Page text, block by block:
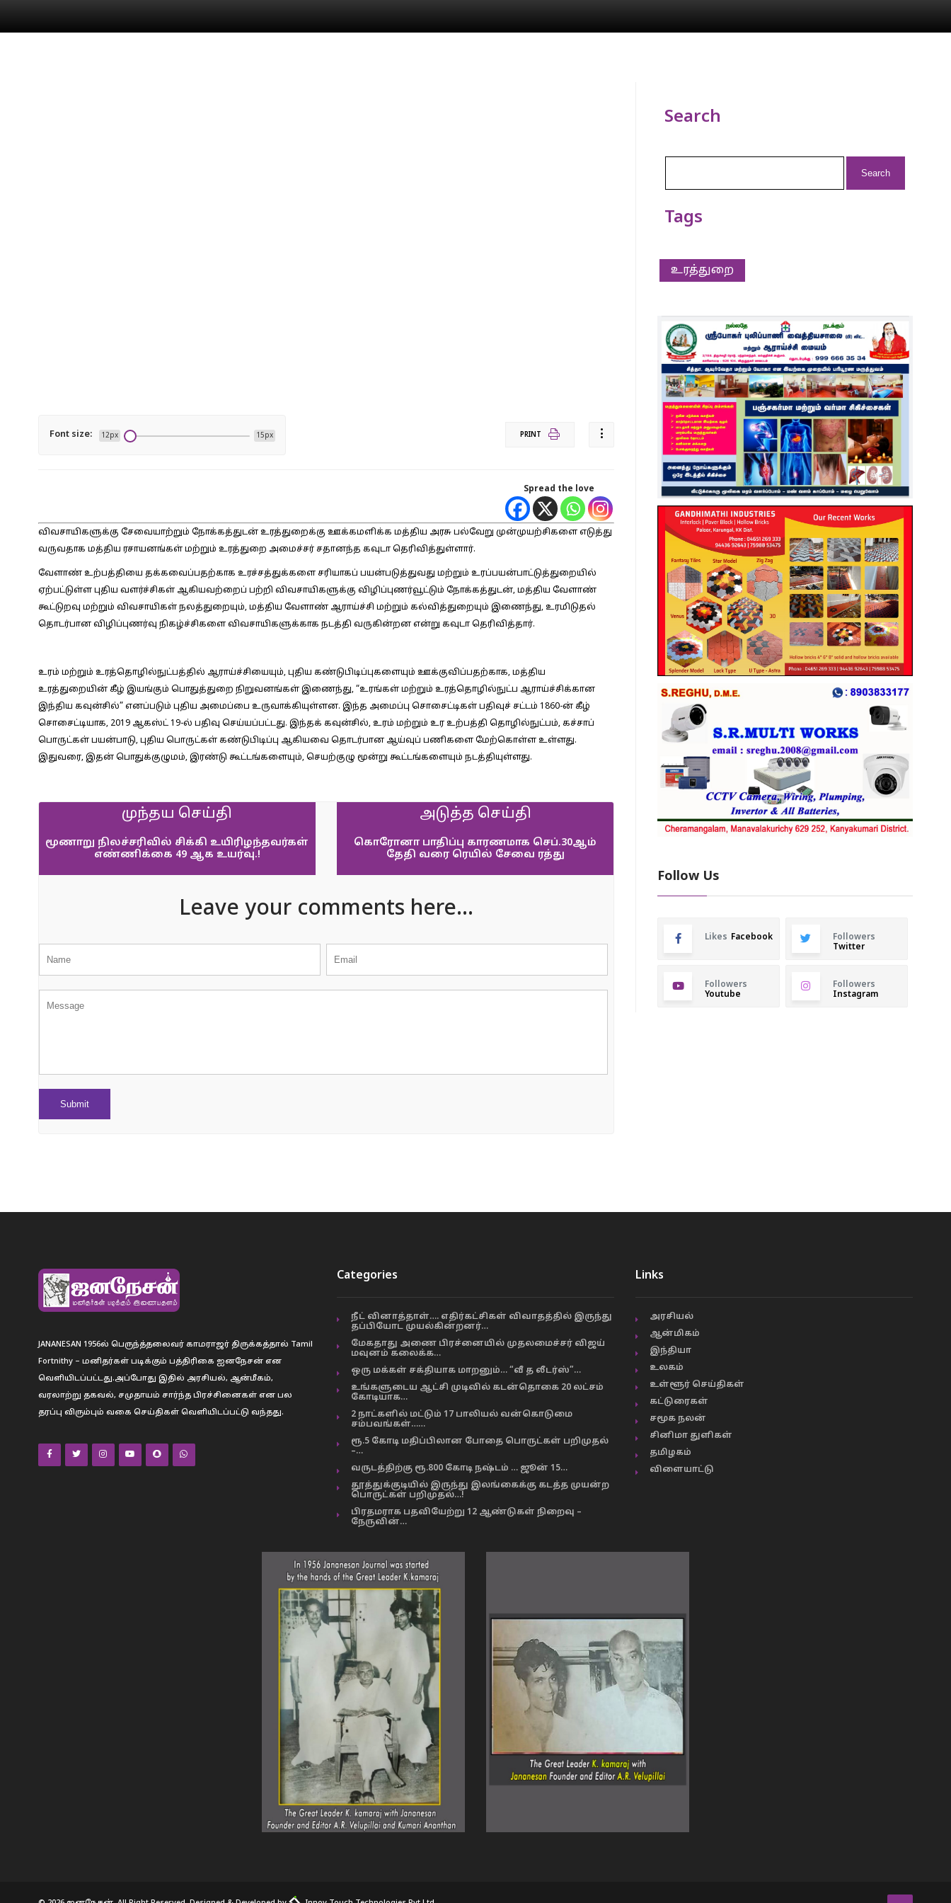
Font size: 12px 15px PRINT
Spread the love
விவசாயிகளுக்கு சேவையாற்றும் நோக்கத்துடன் உரத்துறைக்கு ஊக்கமளிக்க மத்திய அரசு பல்வேறு முன்முயற்சிகளை எடுத்து
வருவதாக மத்திய ரசாயனங்கள் மற்றும் உரத்துறை அமைச்சர் சதானந்த கவுடா தெரிவித்துள்ளார்.
வேளாண் உற்பத்தியை தக்கவைப்பதற்காக உரச்சத்துக்களை சரியாகப் பயன்படுத்துவது மற்றும் உரப்பயன்பாட்டுத்துறையில்
ஏற்பட்டுள்ள புதிய வளர்ச்சிகள் ஆகியவற்றைப் பற்றி விவசாயிகளுக்கு விழிப்புணர்வூட்டும் நோக்கத்துடன், மத்திய வேளாண்
கூட்டுறவு மற்றும் விவசாயிகள் நலத்துறையும், மத்திய வேளாண் ஆராய்ச்சி மற்றும் கல்வித்துறையும் இணைந்து, உரமிடுதல்
தொடர்பான விழிப்புணர்வு நிகழ்ச்சிகளை விவசாயிகளுக்காக நடத்தி வருகின்றன என்று கவுடா தெரிவித்தார்.
உரம் மற்றும் உரத்தொழில்நுட்பத்தில் ஆராய்ச்சியையும், புதிய கண்டுபிடிப்புகளையும் ஊக்குவிப்பதற்காக, மத்திய
உரத்துறையின் கீழ் இயங்கும் பொதுத்துறை நிறுவனங்கள் இணைந்து, “உரங்கள் மற்றும் உரத்தொழில்நுட்ப ஆராய்ச்சிக்கான
இந்திய கவுன்சில்” எனப்படும் புதிய அமைப்பை உருவாக்கியுள்ளன. இந்த அமைப்பு சொசைட்டிகள் பதிவுச் சட்டம் 1860-ன் கீழ்
சொசைட்டியாக, 2019 ஆகஸ்ட் 19-ல் பதிவு செய்யப்பட்டது. இந்தக் கவுன்சில், உரம் மற்றும் உர உற்பத்தி தொழில்நுட்பம், கச்சாப்
பொருட்கள் பயன்பாடு, புதிய பொருட்கள் கண்டுபிடிப்பு ஆகியவை தொடர்பான ஆய்வுப் பணிகளை மேற்கொள்ள உள்ளது.
இதுவரை, இதன் பொதுக்குழுமம், இரண்டு கூட்டங்களையும், செயற்குழு மூன்று கூட்டங்களையும் நடத்தியுள்ளது.
முந்தய செய்தி
மூணாறு நிலச்சரிவில் சிக்கி உயிரிழந்தவர்கள்
எண்ணிக்கை 49 ஆக உயர்வு.!
அடுத்த செய்தி
கொரோனா பாதிப்பு காரணமாக செப்.30ஆம்
தேதி வரை ரெயில் சேவை ரத்து
Leave your comments here...
Search
Tags
உரத்துறை
Follow Us
Likes Facebook
Followers
Twitter
Followers
Youtube
Followers
Instagram
JANANESAN 1956ல் பெருந்த்தலைவர் காமராஜர் திருக்கத்தால் Tamil
Fortnithy – மனிதர்கள் படிக்கும் பத்திரிகை ஐனநேசன் என
வெளியிடப்பட்டது.அப்போது இதில் அரசியல், ஆன்மீகம்,
வரலாற்று தகவல், சமுதாயம் சார்ந்த பிரச்சினைகள் என பல
தரப்பு விரும்பும் வகை செய்திகள் வெளியிடப்பட்டு வந்தது.
Categories
நீட் வினாத்தாள்…. எதிர்கட்சிகள் விவாதத்தில் இருந்து
தப்பியோட முயல்கின்றனர்…
மேகதாது அணை பிரச்னையில் முதலமைச்சர் விஜய்
மவுனம் கலைக்க…
ஒரு மக்கள் சக்தியாக மாறனும்… “வீ த லீடர்ஸ்”…
உங்களுடைய ஆட்சி முடிவில் கடன்தொகை 20 லட்சம்
கோடியாக…
2 நாட்களில் மட்டும் 17 பாலியல் வன்கொடுமை
சம்பவங்கள்……
ரூ.5 கோடி மதிப்பிலான போதை பொருட்கள் பறிமுதல்
–…
வருடத்திற்கு ரூ.800 கோடி நஷ்டம் … ஜூன் 15…
தூத்துக்குடியில் இருந்து இலங்கைக்கு கடத்த முயன்ற
பொருட்கள் பறிமுதல்…!
பிரதமராக பதவியேற்று 12 ஆண்டுகள் நிறைவு –
நேருவின்…
Links
அரசியல்
ஆன்மிகம்
இந்தியா
உலகம்
உள்ளூர் செய்திகள்
கட்டுரைகள்
சமூக நலன்
சினிமா துளிகள்
தமிழகம்
விளையாட்டு